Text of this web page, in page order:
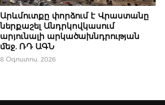
ՄԻՋԱԶԳԱՅԻՆ
Արևմուտքը փորձում է Վրաստանը
ներքաշել Անդրկովկասում
արյունալի արկածախնդրության
մեջ. ՌԴ ԱԳՆ
8 Օգոստոս, 2026